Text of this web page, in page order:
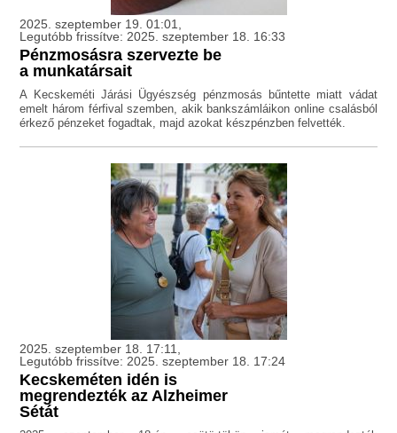
2025. szeptember 19. 01:01,
Legutóbb frissítve: 2025. szeptember 18. 16:33
Pénzmosásra szervezte be
a munkatársait
A Kecskeméti Járási Ügyészség pénzmosás bűntette miatt vádat
emelt három férfival szemben, akik bankszámláikon online csalásból
érkező pénzeket fogadtak, majd azokat készpénzben felvették.
2025. szeptember 18. 17:11,
Legutóbb frissítve: 2025. szeptember 18. 17:24
Kecskeméten idén is
megrendezték az Alzheimer
Sétát